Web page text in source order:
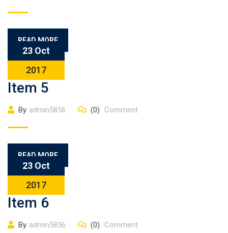
READ MORE
23 Oct
2017
Item 5
By admin5856 (0) Comment
READ MORE
23 Oct
2017
Item 6
By admin5856 (0) Comment